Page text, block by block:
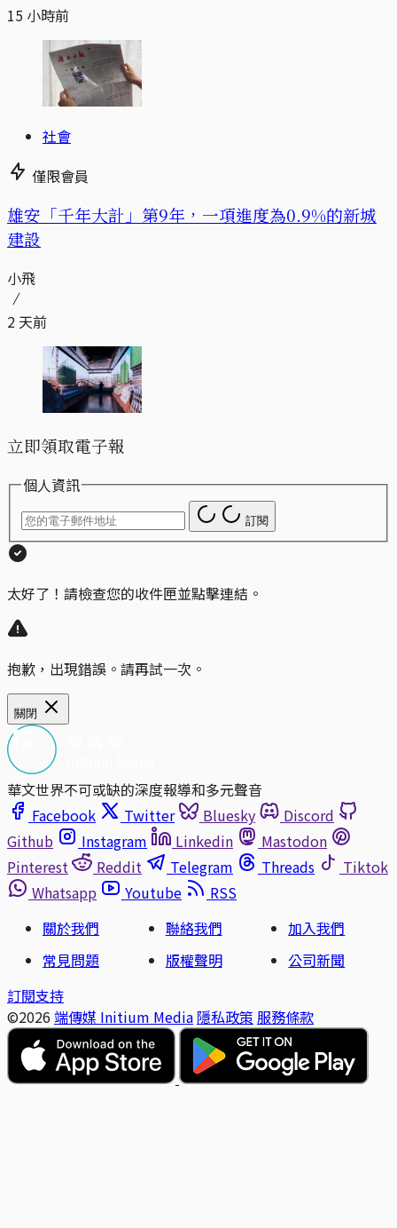
15 小時前
社會
僅限會員
​​雄安「千年大計」第9年，一項進度為0.9%的新城
建設
小飛
2 天前
立即領取電子報
個人資訊
訂閱
太好了！請檢查您的收件匣並點擊連結。
抱歉，出現錯誤。請再試一次。
關閉
華文世界不可或缺的深度報導和多元聲音
Facebook
Twitter Bluesky
Discord
Github
Instagram Linkedin
Mastodon
Pinterest
Reddit Telegram Threads
Tiktok
Whatsapp
Youtube
RSS
關於我們
聯絡我們
加入我們
常見問題
版權聲明
公司新聞
訂閱支持
©2026 端傳媒 Initium Media 隱私政策 服務條款